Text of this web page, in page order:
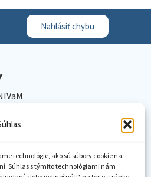
technológie, ako sú súbory cookie na
Súhlas s týmito technológiami nám
Nahlásiť chybu